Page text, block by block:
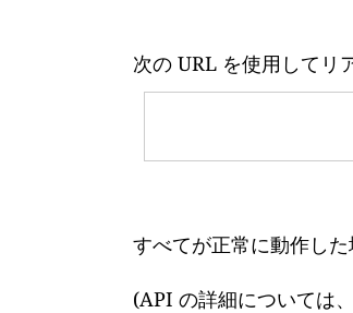
次の URL を使用してリ
すべてが正常に動作し
(API の詳細については、